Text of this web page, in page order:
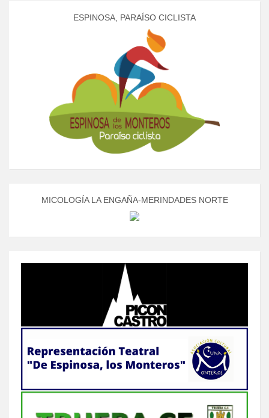
ESPINOSA, PARAÍSO CICLISTA
MICOLOGÍA LA ENGAÑA-MERINDADES NORTE